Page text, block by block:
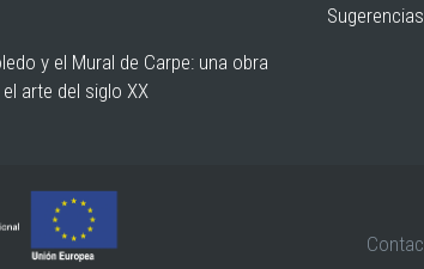
y el Mural de Carpe: una obra
arte del siglo XX
Sugerencias